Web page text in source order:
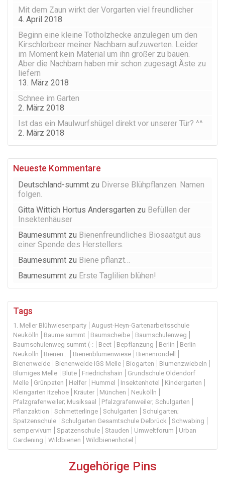
Mit dem Zaun wirkt der Vorgarten viel freundlicher
4. April 2018
Beginn eine kleine Totholzhecke anzulegen um den
Kirschlorbeer meiner Nachbarn aufzuwerten. Leider
im Moment kein Material um ihn größer zu bauen.
Aber die Nachbarn haben mir schon zugesagt Äste zu
liefern
13. März 2018
Schnee im Garten
2. März 2018
Ist das ein Maulwurfshügel direkt vor unserer Tür? ^^
2. März 2018
Neueste Kommentare
Deutschland-summt zu Diverse Blühpflanzen. Namen
folgen.
Gitta Wittich Hortus Andersgarten zu Befüllen der
Insektenhäuser
Baumesummt zu Bienenfreundliches Biosaatgut aus
einer Spende des Herstellers.
Baumesummt zu Biene pflanzt…
Baumesummt zu Erste Taglilien blühen!
Tags
1. Meller Blühwiesenparty
August-Heyn-Gartenarbeitsschule
Neukölln
Baume summt Baumscheibe
Baumschulenweg
Baumschulenweg summt (-:
Beet Bepflanzung Berlin
Berlin
Neukölln
Bienen... Bienenblumenwiese
Bienenrondell
Bienenweide
Bienenweide IGS Melle Biogarten
Blumenzwiebeln
Blumiges Melle
Blüte Friedrichshain
Grundschule Oldendorf
Melle
Grünpaten Helfer Hummel Insektenhotel
Kindergarten
Kleingarten Itzehoe
Kräuter München
Neukölln
Pfalzgrafenweiler; Musiksaal
Pfalzgrafenweiler; Schulgarten
Pflanzaktion
Schmetterlinge Schulgarten
Schulgarten;
Spatzenschule
Schulgarten Gesamtschule Delbrück
Schwabing
sempervivum
Spatzenschule Stauden Umweltforum
Urban
Gardening
Wildbienen Wildbienenhotel
Zugehörige Pins